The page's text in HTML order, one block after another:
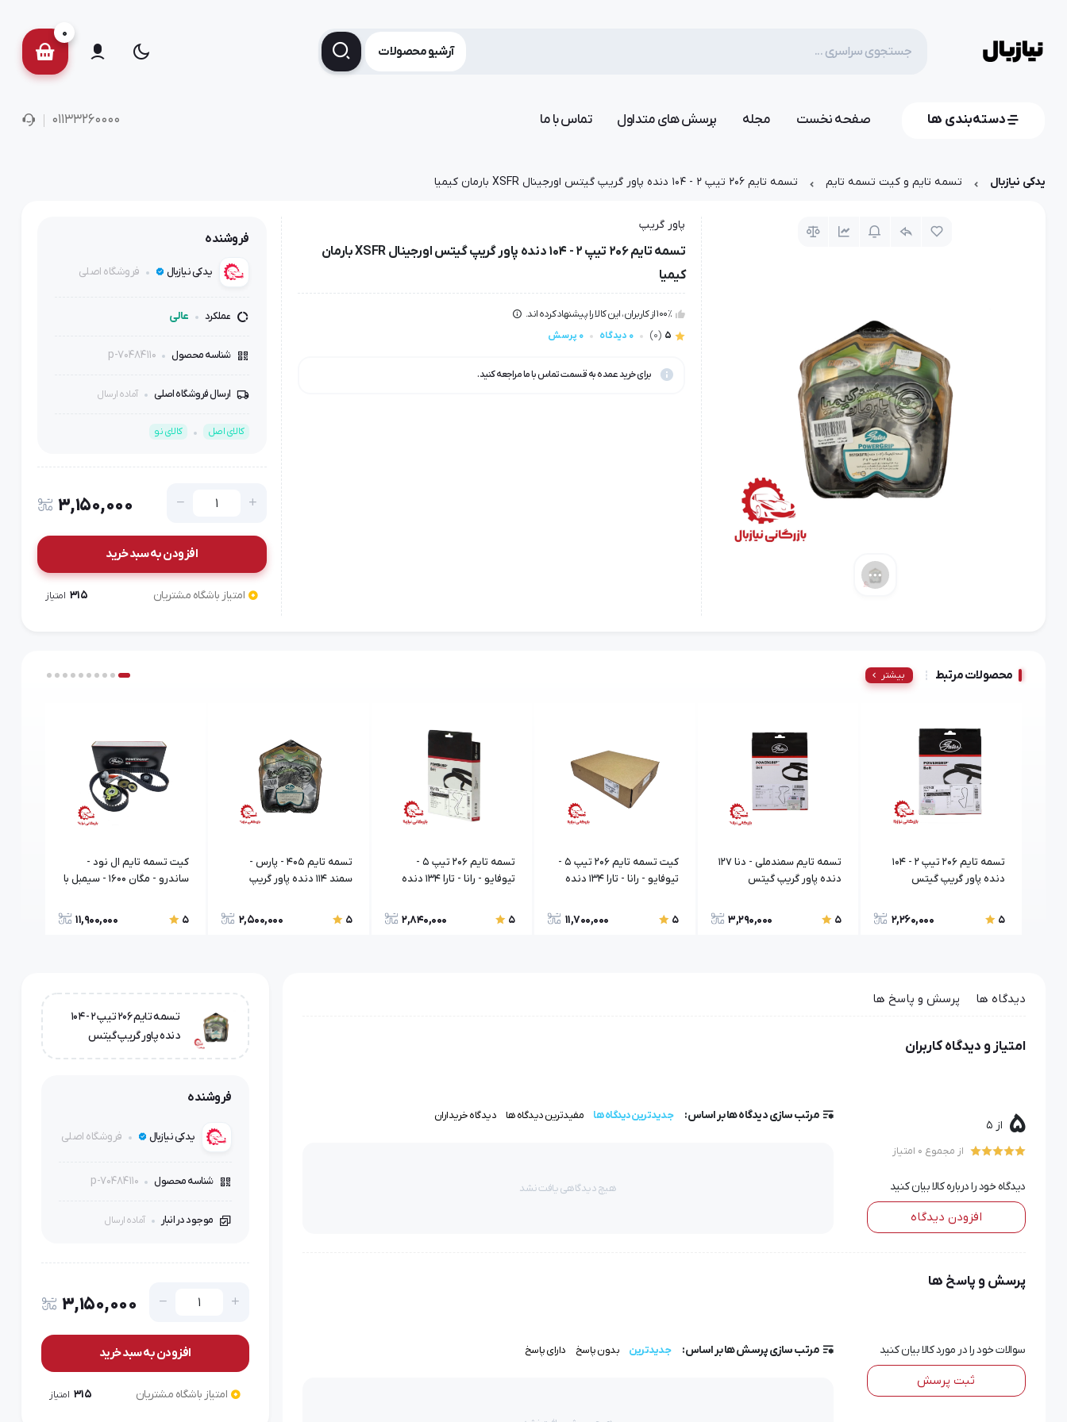
آرشیو محصولات
0
دسته‌بندی ها صفحه نخست مجله پرسش های متداول تماس با ما 01133260000
یدکی نیازبال تسمه تایم و کیت تسمه تایم تسمه تایم 206 تیپ ۲ - 104 دنده پاور گریپ گیتس اورجینال XSFR بارمان کیمیا
پاور گریپ
تسمه تایم 206 تیپ ۲ - 104 دنده پاور گریپ گیتس اورجینال XSFR بارمان
کیمیا
100٪ از کاربران، این کالا را پیشنهاد کرده اند.
5
(0) 0 دیدگاه 0 پرسش
برای خرید عمده به قسمت تماس با ما مراجعه کنید.
فروشنده
یدکی نیازبال فروشگاه اصلی
عملکرد عالی
شناسه محصول p-70484110
ارسال فروشگاه اصلی آماده ارسال
کالای اصل کالای نو
3,150,000
افزودن به سبد خرید
امتیاز باشگاه مشتریان 315 امتیاز
محصولات مرتبط بیشتر
تسمه تایم 206 تیپ 2 - 104
دنده پاور گریپ گیتس
5
2,260,000
تسمه تایم سمندملی - دنا 127
دنده پاور گریپ گیتس
5
3,290,000
کیت تسمه تایم 206 تيپ 5 -
تيوفايو - رانا - تارا 134 دنده
5
11,700,000
تسمه تایم 206 تیپ 5 -
تیوفایو - رانا - تارا 134 دنده
5
2,840,000
تسمه تایم ۴۰۵ - پارس -
سمند 114 دنده پاور گریپ
کیمیا
5
2,500,000
کیت تسمه تایم ال نود -
ساندرو - مگان 1600 - سيمبل با
5
11,900,000
دیدگاه ها پرسش و پاسخ ها
امتیاز و دیدگاه کاربران
5 از 5
از مجموع 0 امتیاز
دیدگاه خود را درباره کالا بیان کنید
افزودن دیدگاه
مرتب سازی دیدگاه ها بر اساس: جدیدترین دیدگاه ها مفیدترین دیدگاه ها دیدگاه خریداران
هیچ دیدگاهی یافت نشد
پرسش و پاسخ ها
سوالات خود را در مورد کالا بیان کنید
ثبت پرسش
مرتب سازی پرسش ها بر اساس: جدیدترین بدون پاسخ دارای پاسخ
تسمه تایم 206 تیپ ۲ - 104
دنده پاور گریپ گیتس
اورجینال XSFR بارمان کیمیا
فروشنده
یدکی نیازبال فروشگاه اصلی
شناسه محصول p-70484110
موجود در انبار آماده ارسال
3,150,000
افزودن به سبد خرید
امتیاز باشگاه مشتریان 315 امتیاز